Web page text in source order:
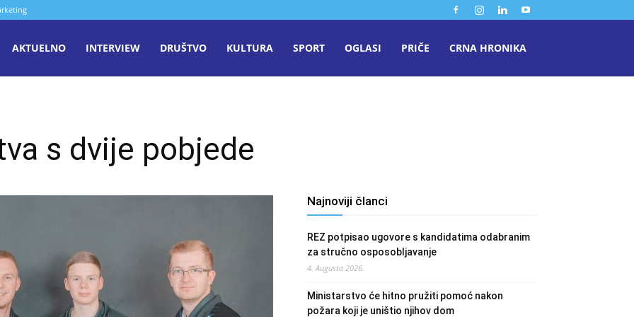
AKTUELNO INTERVIEW DRUŠTVO KULTURA SPORT OGLASI PRIČE CRNA HRONIKA
s dvije pobjede
Najnoviji članci
REZ potpisao ugovore s kandidatima odabranim
za stručno osposobljavanje
4. Augusta 2026.
Ministarstvo će hitno pružiti pomoć nakon
požara koji je uništio njihov dom